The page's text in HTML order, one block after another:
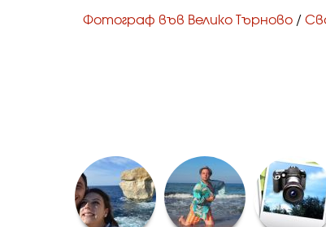
Фотограф във Велико Търново /